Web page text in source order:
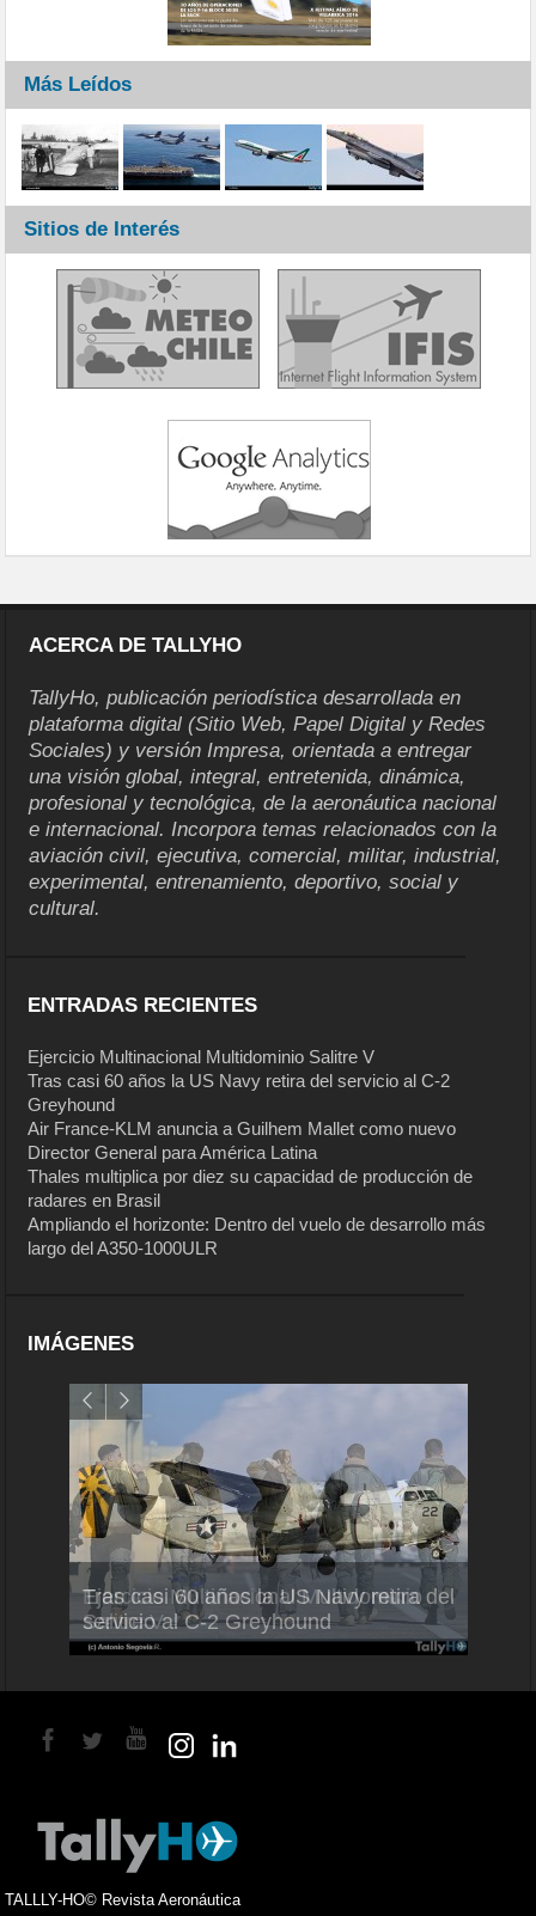
Más Leídos
Sitios de Interés
ACERCA DE TALLYHO
TallyHo, publicación periodística desarrollada en
plataforma digital (Sitio Web, Papel Digital y Redes
Sociales) y versión Impresa, orientada a entregar
una visión global, integral, entretenida, dinámica,
profesional y tecnológica, de la aeronáutica nacional
e internacional. Incorpora temas relacionados con la
aviación civil, ejecutiva, comercial, militar, industrial,
experimental, entrenamiento, deportivo, social y
cultural.
ENTRADAS RECIENTES
Ejercicio Multinacional Multidominio Salitre V
Tras casi 60 años la US Navy retira del servicio al C-2
Greyhound
Air France-KLM anuncia a Guilhem Mallet como nuevo
Director General para América Latina
Thales multiplica por diez su capacidad de producción de
radares en Brasil
Ampliando el horizonte: Dentro del vuelo de desarrollo más
largo del A350-1000ULR
IMÁGENES
Tras casi 60 años la US Navy retira del
servicio al C-2 Greyhound
TALLLY-HO© Revista Aeronáutica